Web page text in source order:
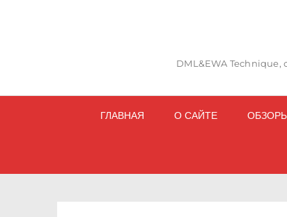
DML&EWA
ГЛАВНАЯ О САЙТЕ